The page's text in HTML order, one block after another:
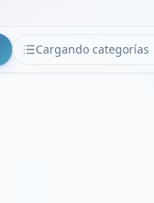
Cargando categorías
CATEGORÍAS